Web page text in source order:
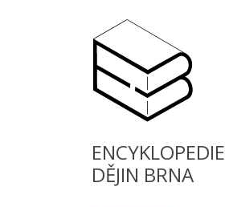
ENCYKLOPEDIE
DĚJIN BRNA